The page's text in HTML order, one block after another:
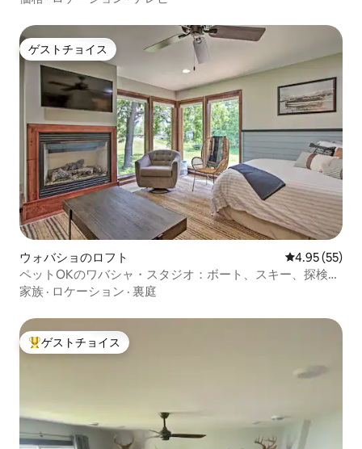
ゲストチョイス
ゲストチョイス
ウォバショのロフト レビュー55
4.95 (55)
ペットOKのワバシャ・スタジオ：ボート、スキー、探検を
楽しもう！
家族 · ロケーション · 裏庭
大好評のゲストチョイスです。
ゲストチョイス